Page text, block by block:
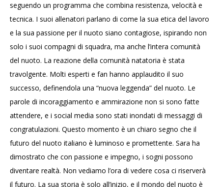
seguendo un programma che combina resistenza, velocità e
tecnica. I suoi allenatori parlano di come la sua etica del lavoro
e la sua passione per il nuoto siano contagiose, ispirando non
solo i suoi compagni di squadra, ma anche l’intera comunità
del nuoto. La reazione della comunità natatoria è stata
travolgente. Molti esperti e fan hanno applaudito il suo
successo, definendola una “nuova leggenda” del nuoto. Le
parole di incoraggiamento e ammirazione non si sono fatte
attendere, e i social media sono stati inondati di messaggi di
congratulazioni. Questo momento è un chiaro segno che il
futuro del nuoto italiano è luminoso e promettente. Sara ha
dimostrato che con passione e impegno, i sogni possono
diventare realtà. Non vediamo l’ora di vedere cosa ci riserverà
il futuro. La sua storia è solo all’inizio, e il mondo del nuoto è